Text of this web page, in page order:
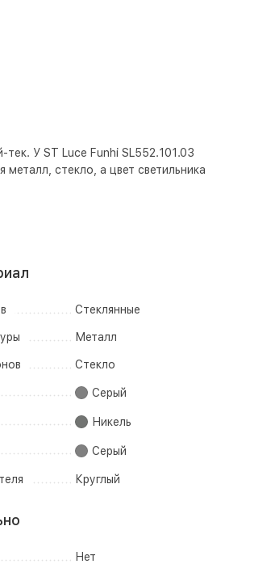
У ST Luce Funhi SL552.101.03
стекло, а цвет светильника
Стеклянные
Металл
Стекло
Серый
Никель
Серый
Круглый
Нет